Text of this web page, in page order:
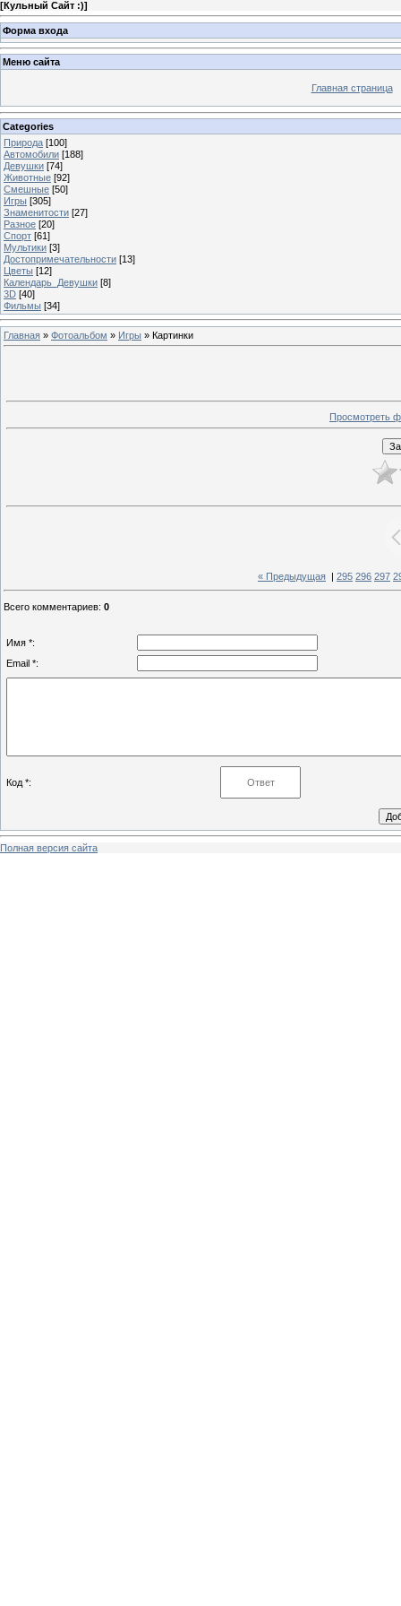
[Кульный Сайт :)]
Форма входа
Меню сайта
Главная страница
Categories
Природа [100]
Автомобили [188]
Девушки [74]
Животные [92]
Смешные [50]
Игры [305]
Знаменитости [27]
Разное [20]
Спорт [61]
Мультики [3]
Достопримечательности [13]
Цветы [12]
Календарь_Девушки [8]
3D [40]
Фильмы [34]
Главная » Фотоальбом » Игры » Картинки
Просмотреть
« Предыдущая 295 296 297
Всего комментариев: 0
Имя *:
Email *:
Код *:
Полная версия сайта